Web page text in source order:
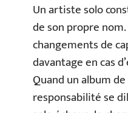
Un artiste solo
de son propre
changements de
davantage en cas
Quand un album
responsabilité se